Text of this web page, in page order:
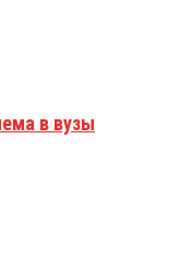
в вузы